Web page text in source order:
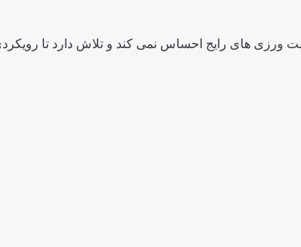
های رایج احساس نمی کند و تلاش دارد تا رویکردی